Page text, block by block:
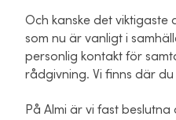
Och kanske det viktigaste
som nu är vanligt i
personlig kontakt för
rådgivning. Vi finns där du
På Almi är vi fast